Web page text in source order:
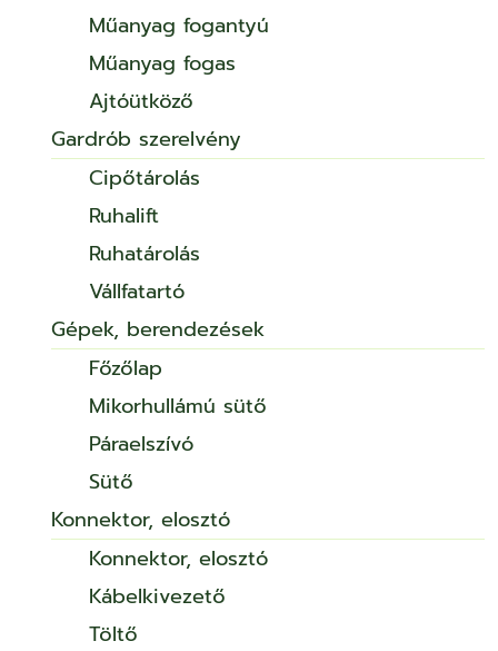
Műanyag fogantyú
Műanyag fogas
Ajtóütköző
Gardrób szerelvény
Cipőtárolás
Ruhalift
Ruhatárolás
Vállfatartó
Gépek, berendezések
Főzőlap
Mikorhullámú sütő
Páraelszívó
Sütő
Konnektor, elosztó
Konnektor, elosztó
Kábelkivezető
Töltő